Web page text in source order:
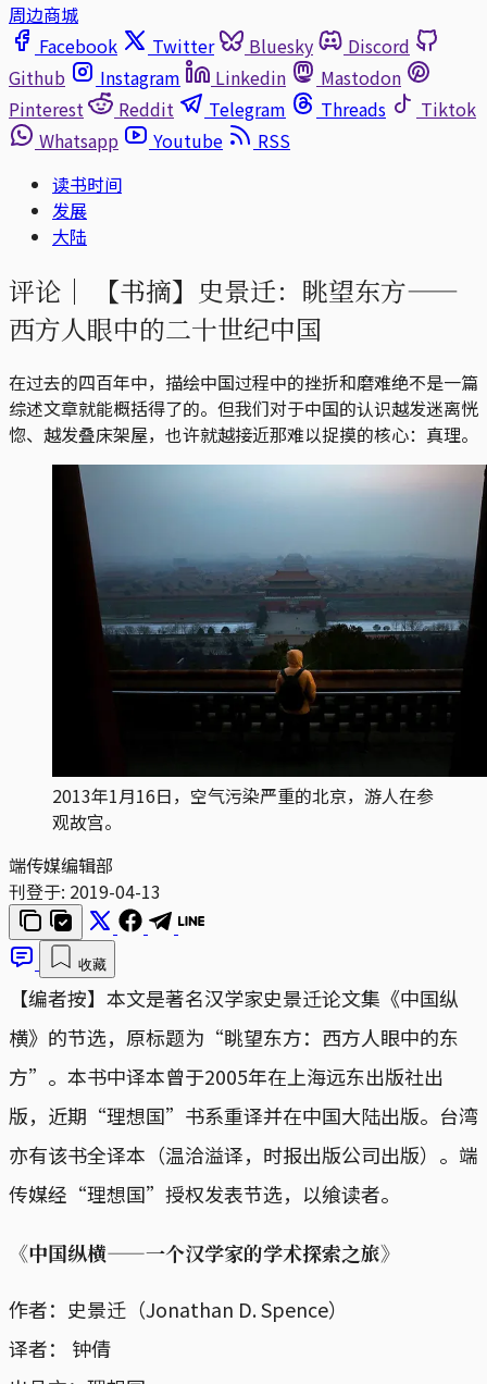
周边商城
Facebook
Twitter Bluesky
Discord
Github
Instagram Linkedin
Mastodon
Pinterest
Reddit Telegram Threads
Tiktok
Whatsapp
Youtube
RSS
读书时间
发展
大陆
评论｜
【书摘】史景迁：眺望东方——
西方人眼中的二十世纪中国
在过去的四百年中，描绘中国过程中的挫折和磨难绝不是一篇
综述文章就能概括得了的。但我们对于中国的认识越发迷离恍
惚、越发叠床架屋，也许就越接近那难以捉摸的核心：真理。
2013年1月16日，空气污染严重的北京，游人在参
观故宫。
端传媒编辑部
刊登于: 2019-04-13
收藏
【编者按】本文是著名汉学家史景迁论文集《中国纵
横》的节选，原标题为“眺望东方：西方人眼中的东
方”。本书中译本曾于2005年在上海远东出版社出
版，近期“理想国”书系重译并在中国大陆出版。台湾
亦有该书全译本（温洽溢译，时报出版公司出版）。端
传媒经“理想国”授权发表节选，以飨读者。
《中国纵横——一个汉学家的学术探索之旅》
作者：史景迁（Jonathan D. Spence）
译者： 钟倩